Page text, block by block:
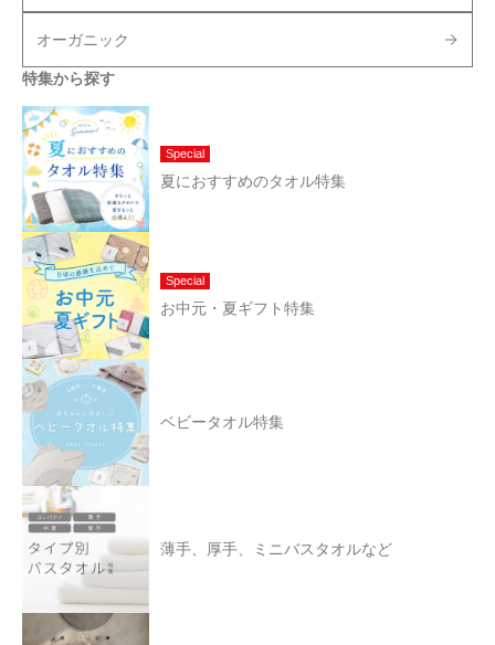
オーガニック
特集から探す
Special
夏におすすめのタオル特集
Special
お中元・夏ギフト特集
ベビータオル特集
薄手、厚手、ミニバスタオルなど